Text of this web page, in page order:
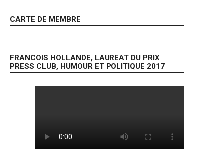
CARTE DE MEMBRE
FRANCOIS HOLLANDE, LAUREAT DU PRIX
PRESS CLUB, HUMOUR ET POLITIQUE 2017